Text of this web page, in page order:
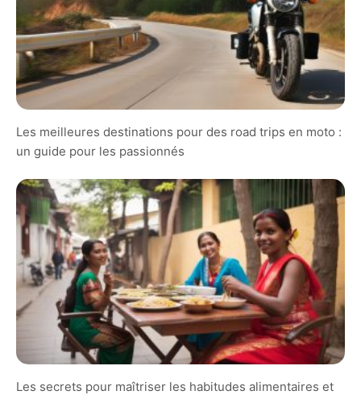
Les meilleures destinations pour des road trips en moto :
un guide pour les passionnés
Les secrets pour maîtriser les habitudes alimentaires et